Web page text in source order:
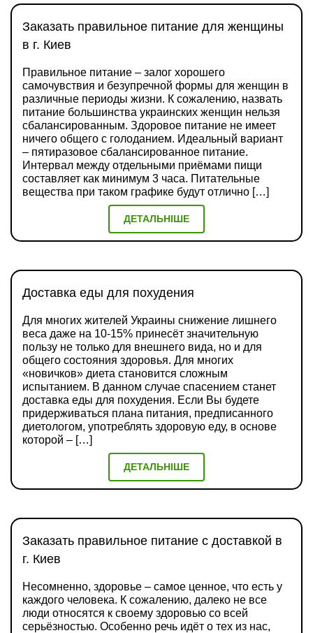
Заказать правильное питание для женщины
в г. Киев
Правильное питание – залог хорошего
самочувствия и безупречной формы для женщин в
различные периоды жизни. К сожалению, назвать
питание большинства украинских женщин нельзя
сбалансированным. Здоровое питание не имеет
ничего общего с голоданием. Идеальный вариант
– пятиразовое сбалансированное питание.
Интервал между отдельными приёмами пищи
составляет как минимум 3 часа. Питательные
вещества при таком графике будут отлично […]
ДЕТАЛЬНІШЕ
Доставка еды для похудения
Для многих жителей Украины снижение лишнего
веса даже на 10-15% принесёт значительную
пользу не только для внешнего вида, но и для
общего состояния здоровья. Для многих
«новичков» диета становится сложным
испытанием. В данном случае спасением станет
доставка еды для похудения. Если Вы будете
придерживаться плана питания, предписанного
диетологом, употреблять здоровую еду, в основе
которой – […]
ДЕТАЛЬНІШЕ
Заказать правильное питание с доставкой в
г. Киев
Несомненно, здоровье – самое ценное, что есть у
каждого человека. К сожалению, далеко не все
люди относятся к своему здоровью со всей
серьёзностью. Особенно речь идёт о тех из нас,